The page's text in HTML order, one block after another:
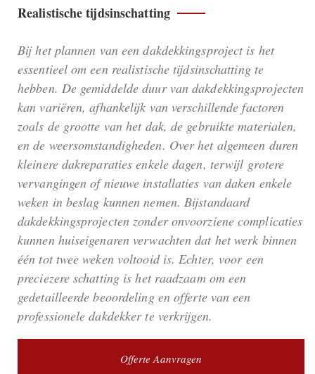
Realistische tijdsinschatting
Bij het plannen van een dakdekkingsproject is het
essentieel om een realistische tijdsinschatting te
hebben. De gemiddelde duur van dakdekkingsprojecten
kan variëren, afhankelijk van verschillende factoren
zoals de grootte van het dak, de gebruikte materialen,
en de weersomstandigheden. Over het algemeen duren
kleinere dakreparaties enkele dagen, terwijl grotere
vervangingen of nieuwe installaties van daken enkele
weken in beslag kunnen nemen. Bijstandaard
dakdekkingsprojecten zonder onvoorziene complicaties
kunnen huiseigenaren verwachten dat het werk binnen
één tot twee weken voltooid is. Echter, voor een
preciezere schatting is het raadzaam om een
gedetailleerde beoordeling en offerte van een
professionele dakdekker te verkrijgen.
Offerte Aanvragen